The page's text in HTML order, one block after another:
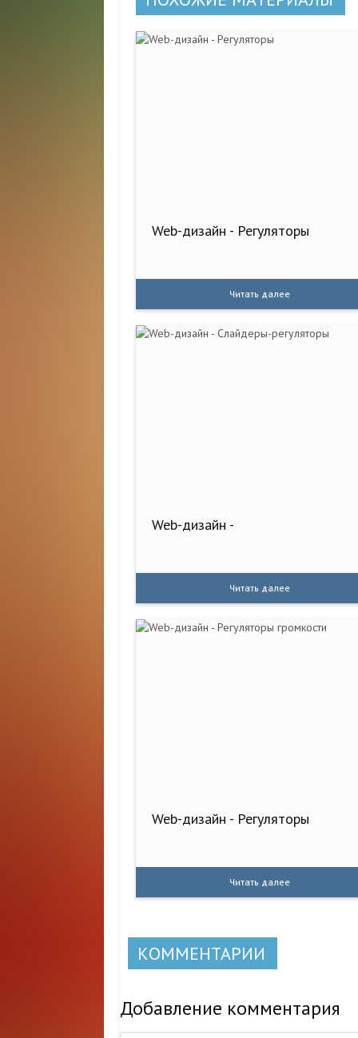
Web-дизайн - Регуляторы
Читать далее
Web-дизайн -
Читать далее
Web-дизайн - Регуляторы
Читать далее
КОММЕНТАРИИ
Добавление комментария